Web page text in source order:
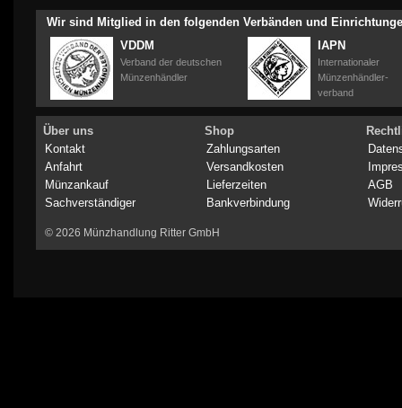
Wir sind Mitglied in den folgenden Verbänden und
VDDM
Verband der deutschen
Münzenhändler
IAPN
Internationaler
Münzenhändler-
verband
Über uns
Kontakt
Anfahrt
Münzankauf
Sachverständiger
Shop
Zahlungsarten
Versandkosten
Lieferzeiten
Bankverbindung
AGB
© 2026 Münzhandlung Ritter GmbH